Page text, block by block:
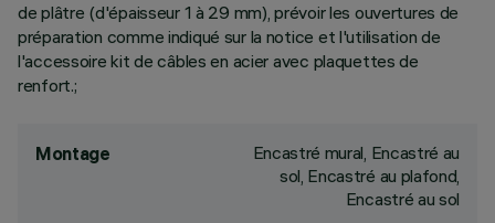
de plâtre (d'épaisseur 1 à 29 mm), prévoir les ouvertures de
préparation comme indiqué sur la notice et l'utilisation de
l'accessoire kit de câbles en acier avec plaquettes de
renfort.;
Montage
Encastré mural, Encastré au
sol, Encastré au plafond,
Encastré au sol